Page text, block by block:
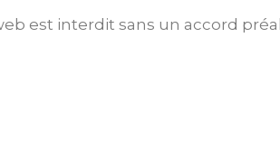
est interdit sans un accord